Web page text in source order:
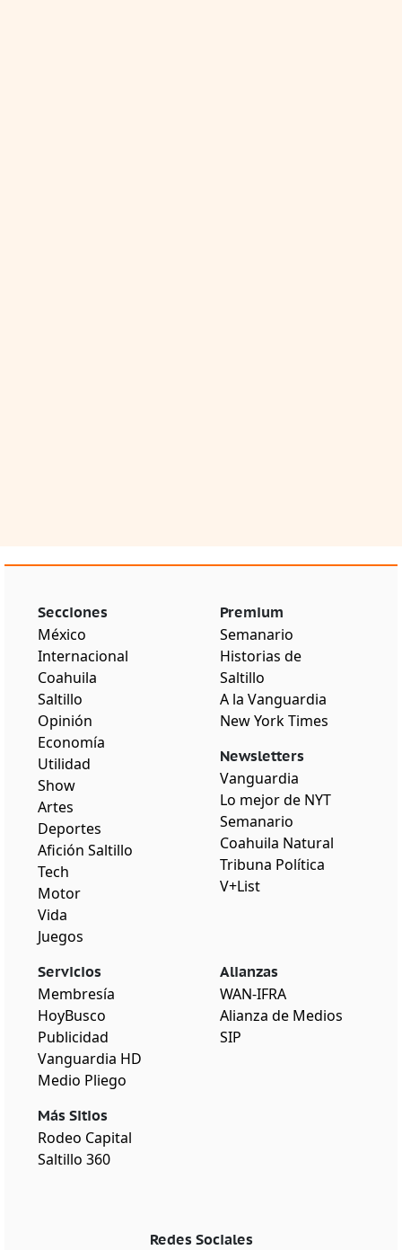
Secciones
México
Internacional
Coahuila
Saltillo
Opinión
Economía
Utilidad
Show
Artes
Deportes
Afición Saltillo
Tech
Motor
Vida
Juegos
Premium
Semanario
Historias de
Saltillo
A la Vanguardia
New York Times
Newsletters
Vanguardia
Lo mejor de NYT
Semanario
Coahuila Natural
Tribuna Política
V+List
Servicios
Membresía
HoyBusco
Publicidad
Vanguardia HD
Medio Pliego
Más Sitios
Rodeo Capital
Saltillo 360
Alianzas
WAN-IFRA
Alianza de Medios
SIP
Redes Sociales